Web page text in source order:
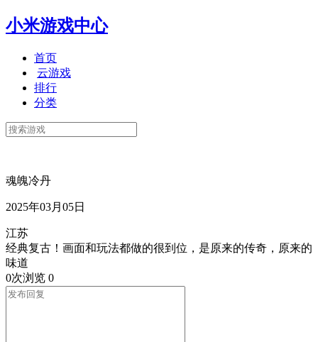
小米游戏中心
首页
云游戏
排行
分类
魂魄冷丹
2025年03月05日
江苏
经典复古！画面和玩法都做的很到位，是原来的传奇，原来的
味道
0次浏览 0